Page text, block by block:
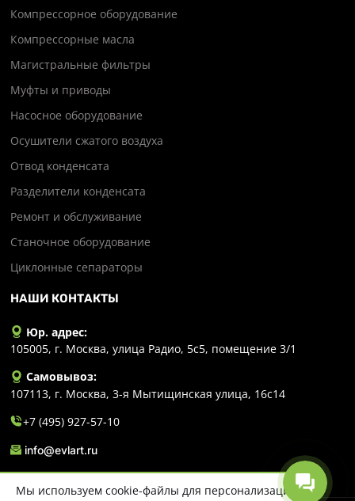
Компрессорное оборудование
Компрессорные масла
Магистральные фильтры
Муфты и приводы
Насосное оборудование
Осушители сжатого воздуха
Отвод конденсата
Разделители конденсата
Ремонт и обслуживание
Станочное оборудование
Циклонные сепараторы
НАШИ КОНТАКТЫ
Юр. адрес:
105005, г. Москва, улица Радио, 5с5, помещение 3/1
Самовывоз:
107113, г. Москва, 3-я Мытищинская улица, 16с14
+7 (495) 927-57-10
info@evlart.ru
Мы используем cookie-файлы для персонализации